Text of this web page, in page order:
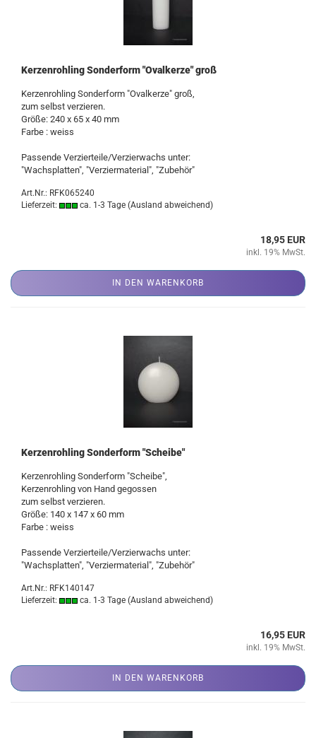
Kerzenrohling Sonderform "Ovalkerze" groß
Kerzenrohling Sonderform "Ovalkerze" groß,
zum selbst verzieren.
Größe: 240 x 65 x 40 mm
Farbe : weiss
Passende Verzierteile/Verzierwachs unter:
"Wachsplatten", "Verziermaterial", "Zubehör"
Art.Nr.: RFK065240
Lieferzeit:
ca. 1-3 Tage (Ausland abweichend)
18,95 EUR
inkl. 19% MwSt.
IN DEN WARENKORB
Kerzenrohling Sonderform "Scheibe"
Kerzenrohling Sonderform "Scheibe",
Kerzenrohling von Hand gegossen
zum selbst verzieren.
Größe: 140 x 147 x 60 mm
Farbe : weiss
Passende Verzierteile/Verzierwachs unter:
"Wachsplatten", "Verziermaterial", "Zubehör"
Art.Nr.: RFK140147
Lieferzeit:
ca. 1-3 Tage (Ausland abweichend)
16,95 EUR
inkl. 19% MwSt.
IN DEN WARENKORB